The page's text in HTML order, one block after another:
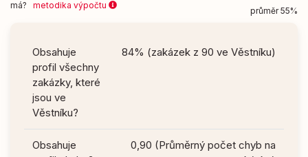
má? metodika výpočtu
průměr 55%
Obsahuje
profil všechny
zakázky, které
jsou ve
Věstníku?
84% (zakázek z 90 ve Věstníku)
Obsahuje
0,90 (Průměrný počet chyb na